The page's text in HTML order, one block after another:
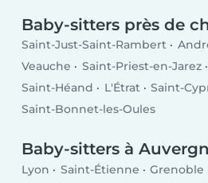
Baby-sitters près de
Saint-Just-Saint-Rambert
Veauche
Saint-Priest-en-Jarez
Saint-Héand
L'Étrat
Saint-
Saint-Bonnet-les-Oules
Baby-sitters à
Lyon Saint-Étienne Grenoble